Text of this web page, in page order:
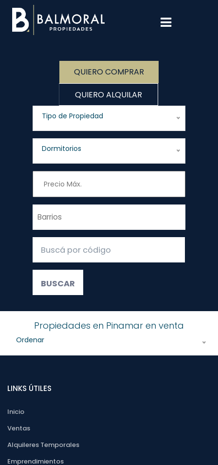
QUIERO COMPRAR
QUIERO ALQUILAR
Tipo de Propiedad
Dormitorios
Propiedades en Pinamar en venta
Ordenar
LINKS ÚTILES
Inicio
Ventas
Alquileres Temporales
Emprendimientos